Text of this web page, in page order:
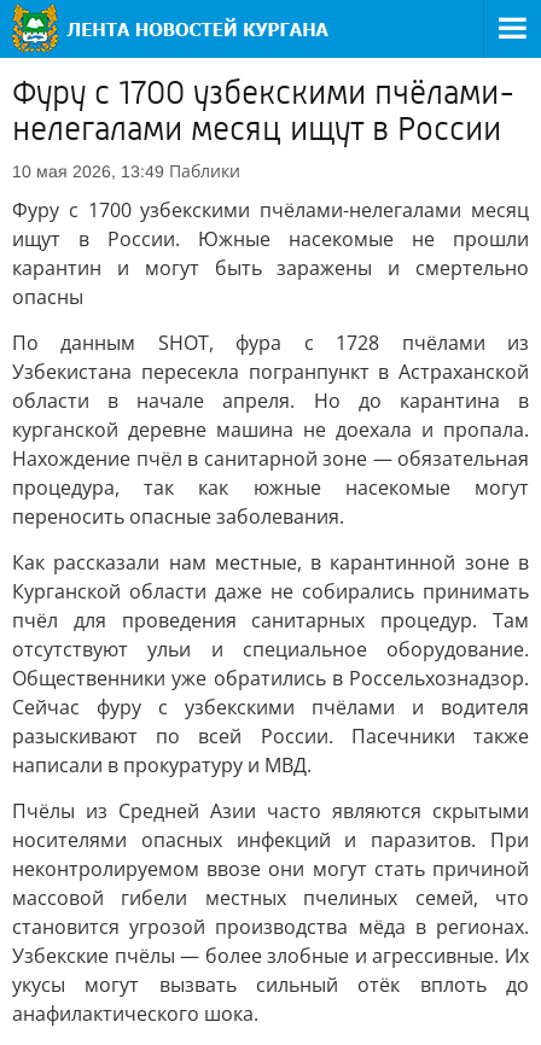
Фуру с 1700 узбекскими пчёлами-
нелегалами месяц ищут в России
10 мая 2026, 13:49 Паблики
Фуру с 1700 узбекскими пчёлами-нелегалами месяц
ищут в России. Южные насекомые не прошли
карантин и могут быть заражены и смертельно
опасны
По данным SHOT, фура с 1728 пчёлами из
Узбекистана пересекла погранпункт в Астраханской
области в начале апреля. Но до карантина в
курганской деревне машина не доехала и пропала.
Нахождение пчёл в санитарной зоне — обязательная
процедура, так как южные насекомые могут
переносить опасные заболевания.
Как рассказали нам местные, в карантинной зоне в
Курганской области даже не собирались принимать
пчёл для проведения санитарных процедур. Там
отсутствуют ульи и специальное оборудование.
Общественники уже обратились в Россельхознадзор.
Сейчас фуру с узбекскими пчёлами и водителя
разыскивают по всей России. Пасечники также
написали в прокуратуру и МВД.
Пчёлы из Средней Азии часто являются скрытыми
носителями опасных инфекций и паразитов. При
неконтролируемом ввозе они могут стать причиной
массовой гибели местных пчелиных семей, что
становится угрозой производства мёда в регионах.
Узбекские пчёлы — более злобные и агрессивные. Их
укусы могут вызвать сильный отёк вплоть до
анафилактического шока.